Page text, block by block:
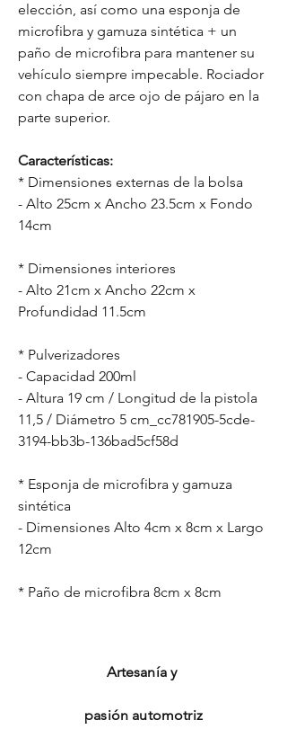
elección, así como una esponja de
microfibra y gamuza sintética + un
paño de microfibra para mantener su
vehículo siempre impecable. Rociador
con chapa de arce ojo de pájaro en la
parte superior.
Características:
* Dimensiones externas de la bolsa
- Alto 25cm x Ancho 23.5cm x Fondo
14cm
* Dimensiones interiores
- Alto 21cm x Ancho 22cm x
Profundidad 11.5cm
* Pulverizadores
- Capacidad 200ml
- Altura 19 cm / Longitud de la pistola
11,5 / Diámetro 5 cm_cc781905-5cde-
3194-bb3b-136bad5cf58d
* Esponja de microfibra y gamuza
sintética
- Dimensiones Alto 4cm x 8cm x Largo
12cm
* Paño de microfibra 8cm x 8cm
Artesanía y
pasión automotriz